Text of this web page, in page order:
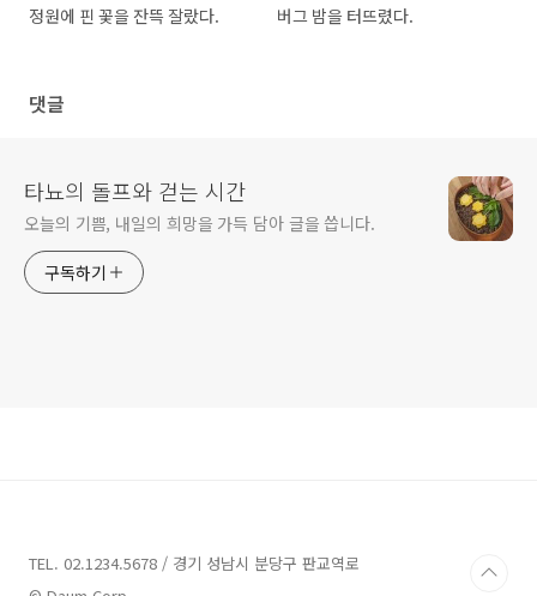
정원에 핀 꽃을 잔뜩 잘랐다. 버그 밤을 터뜨렸다.
댓글
타뇨의 돌프와 걷는 시간
오늘의 기쁨, 내일의 희망을 가득 담아 글을 씁니다.
구독하기
TEL. 02.1234.5678 / 경기 성남시 분당구 판교역로